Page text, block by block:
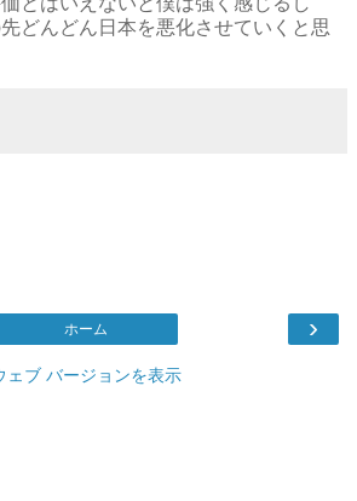
どんどん日本を悪化させていくと思
›
ホーム
ェブ バージョンを表示